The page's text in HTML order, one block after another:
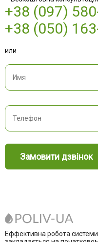
+38 (097)
+38 (050)
или
Замовити дзвінок
Еффективна робота системи